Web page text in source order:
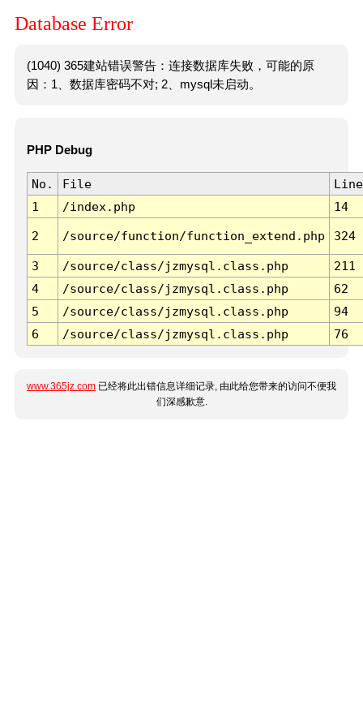
Database Error
(1040) 365建站错误警告：连接数据库失败，可能的原
因：1、数据库密码不对; 2、mysql未启动。
PHP Debug
No. File
Line
1
/index.php 14
2 /source/function/function_extend.php 324
3 /source/class/jzmysql.class.php
211
4
/source/class/jzmysql.class.php
62
5
/source/class/jzmysql.class.php
94
6
/source/class/jzmysql.class.php 76
www.365jz.com 已经将此出错信息详细记录, 由此给您带来的访问不便我
们深感歉意.